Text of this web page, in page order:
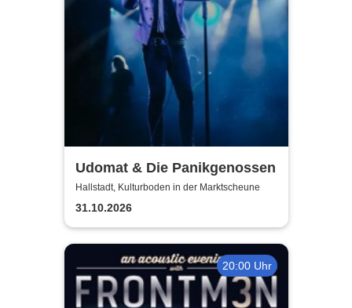
Udomat & Die Panikgenossen
Hallstadt, Kulturboden in der Marktscheune
31.10.2026
20:00 Uhr